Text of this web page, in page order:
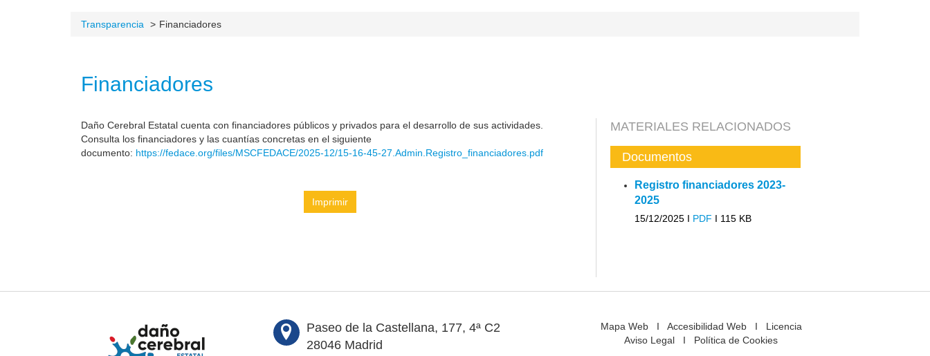
Transparencia Financiadores
Financiadores
Daño Cerebral Estatal cuenta con financiadores públicos y privados para el desarrollo de sus actividades.
Consulta los financiadores y las cuantías concretas en el siguiente
documento: https://fedace.org/files/MSCFEDACE/2025-12/15-16-45-27.Admin.Registro_financiadores.pdf
Imprimir
MATERIALES RELACIONADOS
Documentos
Registro financiadores 2023-
2025
15/12/2025 I PDF I 115 KB
Paseo de la Castellana, 177, 4ª C2
28046 Madrid
Mapa WebI Accesibilidad WebI Licencia
Aviso Legal I Política de Cookies